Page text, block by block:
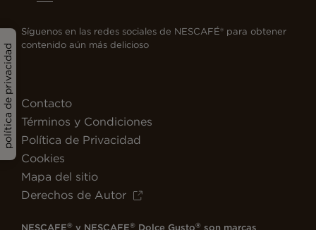
política de privacidad
Síguenos en las redes sociales de NESCAFÉ® para obtener
contenido aún más delicioso
Contacto
Términos y Condiciones
Política de Privacidad
Cookies
Mapa del sitio
Derechos de Autor